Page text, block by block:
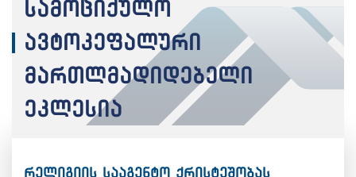
სამოციქულო
ავტოკეფალური
მართლმადიდებელი
ეკლესია
რელიგიის სააგენტო ქრისტეშობას